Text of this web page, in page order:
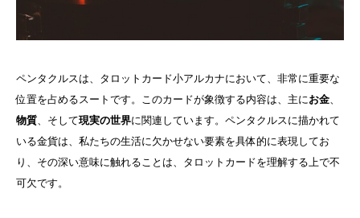
ペンタクルスは、タロットカード小アルカナにおいて、非常に重要な
位置を占めるスートです。このカードが象徴する内容は、主にお金
物質 、そして現実の世界に関連しています。ペンタクルスに描かれて
いる金貨は、私たちの生活に欠かせない要素を具体的に表現してお
り、その深い意味に触れることは、タロットカードを理解する上で不
可欠です。